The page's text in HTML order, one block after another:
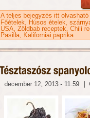
A teljes bejegyzés itt olvasható
Főételek
Húsos ételek
USA Zöldbab receptek Chili
Pasilla
Kaliforniai paprika
december 12, 2013 - 11:59 |